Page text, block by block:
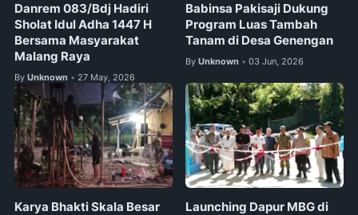
Danrem 083/Bdj Hadiri
Sholat Idul Adha 1447 H
Bersama Masyarakat
Malang Raya
By Unknown • 27 May, 2026
Babinsa Pakisaji Dukung
Program Luas Tambah
Tanam di Desa Genengan
By Unknown • 03 Jun, 2026
Karya Bhakti Skala Besar
Launching Dapur MBG di